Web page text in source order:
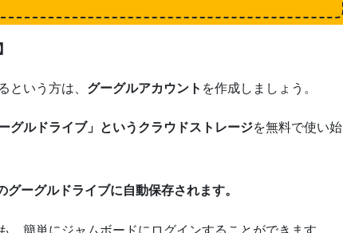
という方は、 グーグルアカウント を作成しましょう。
ーグルドライブ」というクラウドストレージを無料で使い始
ーグルドライブに自動保存されます。
、簡単にジャムボードにログインすることができます。